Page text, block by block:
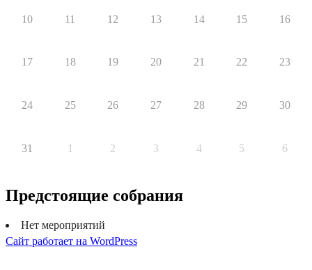
10 11 12 13 14 15 16
17 18 19 20 21 22 23
24 25 26 27 28 29 30
31 1 2 3 4 5 6
Предстоящие собрания
Нет мероприятий
Сайт работает на WordPress